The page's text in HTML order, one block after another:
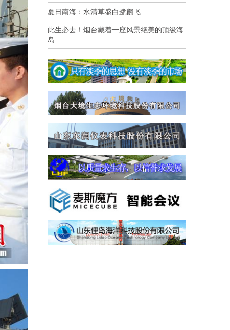
夏日南海：水清草盛白鹭翩飞
此生必去！烟台藏着一座风景绝美的顶级海
岛